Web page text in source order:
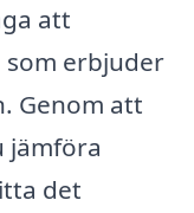
att
erbjuder
Genom att
jämföra
det